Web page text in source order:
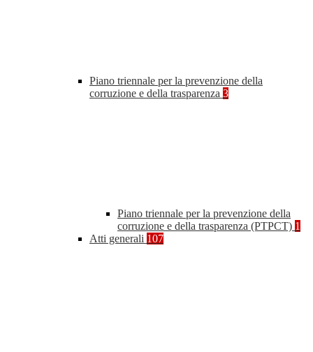
Piano triennale per la prevenzione della
corruzione e della trasparenza 3
Piano triennale per la prevenzione della
corruzione e della trasparenza (PTPCT) 1
Atti generali 107